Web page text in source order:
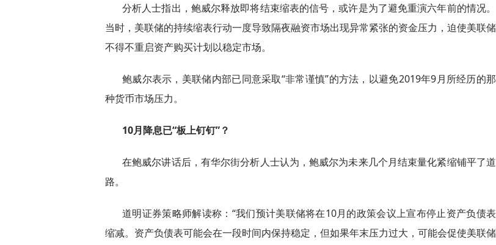
分析人士指出，鲍威尔释放即将结束缩表的信号，或许是为了避免重演六年前的情况。
当时，美联储的持续缩表行动一度导致隔夜融资市场出现异常紧张的资金压力，迫使美联储
不得不重启资产购买计划以稳定市场。
鲍威尔表示，美联储内部已同意采取“非常谨慎”的方法，以避免2019年9月所经历的那
种货币市场压力。
10月降息已“板上钉钉”？
在鲍威尔讲话后，有华尔街分析人士认为，鲍威尔为未来几个月结束量化紧缩铺平了道
路。
道明证券策略师解读称：“我们预计美联储将在10月的政策会议上宣布停止资产负债表
缩减。资产负债表可能会在一段时间内保持稳定，但如果年末压力过大，可能会促使美联储